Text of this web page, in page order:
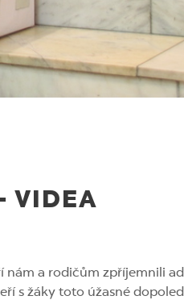
VIDEA
a rodičům zpříjemnili
s žáky toto úžasné